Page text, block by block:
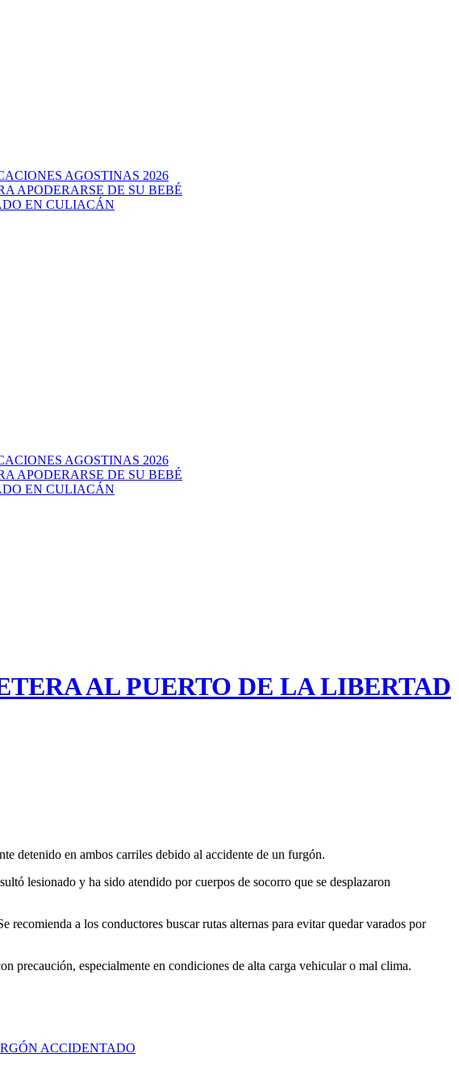
AGOSTINAS 2026
APODERARSE DE SU BEBÉ
EN CULIACÁN
AGOSTINAS 2026
APODERARSE DE SU BEBÉ
EN CULIACÁN
AL PUERTO DE LA LIBERTAD
detenido en ambos carriles debido al accidente de un furgón.
lesionado y ha sido atendido por cuerpos de socorro que se desplazaron
a los conductores buscar rutas alternas para evitar quedar varados por
precaución, especialmente en condiciones de alta carga vehicular o mal clima.